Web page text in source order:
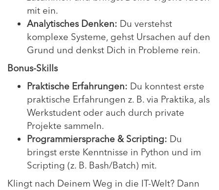
mit ein.
Analytisches Denken: Du verstehst
komplexe Systeme, gehst Ursachen auf den
Grund und denkst Dich in Probleme rein.
Bonus-Skills
Praktische Erfahrungen: Du konntest erste
praktische Erfahrungen z. B. via Praktika, als
Werkstudent oder auch durch private
Projekte sammeln.
Programmiersprache & Scripting: Du
bringst erste Kenntnisse in Python und im
Scripting (z. B. Bash/Batch) mit.
Klingt nach Deinem Weg in die IT-Welt? Dann